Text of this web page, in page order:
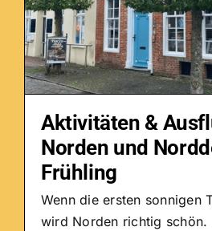
Aktivitäten &
Norden und
Frühling
Wenn die ersten sonnigen
wird Norden richtig schön.